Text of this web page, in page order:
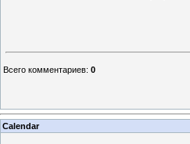
Всего комментариев: 0
Calendar